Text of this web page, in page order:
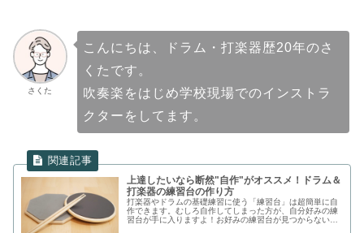
さくた
こんにちは、ドラム・打楽器歴20年のさ
くたです。
吹奏楽をはじめ学校現場でのインストラ
クターをしてます。
上達したいなら断然"自作"がオススメ！ドラム＆
打楽器の練習台の作り方
打楽器やドラムの基礎練習に使う「練習台」は超簡単に自
作できます。むしろ自作してしまった方が、自分好みの練
習台が手に入りますよ！お好みの練習台が見つからない方